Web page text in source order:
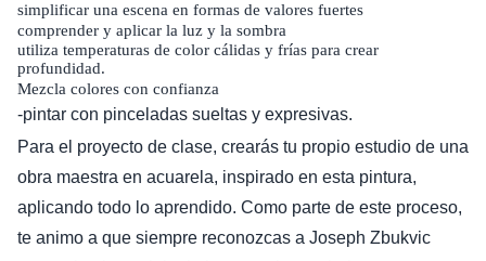
simplificar una escena en formas de valores fuertes
comprender y aplicar la luz y la sombra
utiliza temperaturas de color cálidas y frías para crear
profundidad.
Mezcla colores con confianza
-pintar con pinceladas sueltas y expresivas.
Para el proyecto de clase, crearás tu propio estudio de una
obra maestra en acuarela, inspirado en esta pintura,
aplicando todo lo aprendido. Como parte de este proceso,
te animo a que siempre reconozcas a Joseph Zbukvic